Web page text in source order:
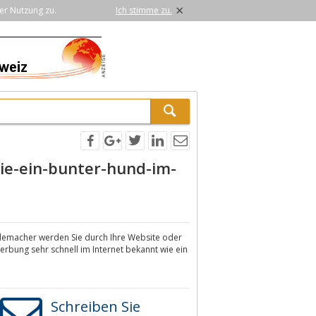
Nutzung zu. Ich stimme zu. ×
ein-bunter-hund-im-
werden Sie durch Ihre Website oder
sehr schnell im Internet bekannt wie ein
Schreiben Sie